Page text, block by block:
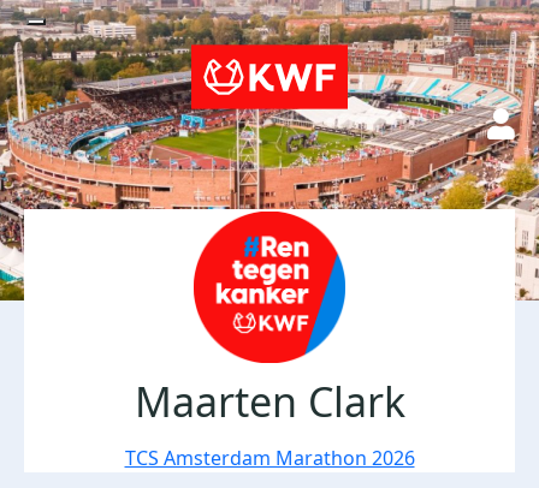
Maarten Clark
TCS Amsterdam Marathon 2026